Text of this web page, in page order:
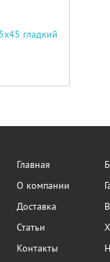
гладкий
Главная
О компании
Доставка
Статьи
Контакты